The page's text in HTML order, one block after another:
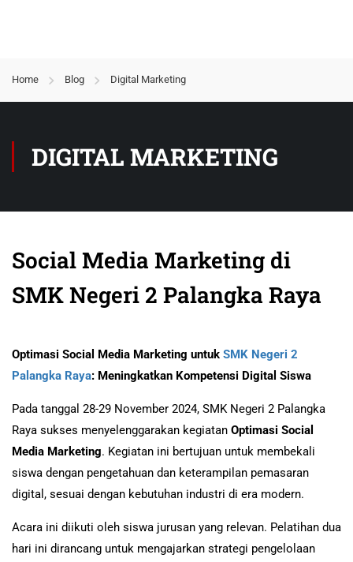
Home Blog Digital Marketing
DIGITAL MARKETING
Social Media Marketing di
SMK Negeri 2 Palangka Raya
Optimasi Social Media Marketing untuk SMK Negeri 2
Palangka Raya: Meningkatkan Kompetensi Digital Siswa
Pada tanggal 28-29 November 2024, SMK Negeri 2 Palangka
Raya sukses menyelenggarakan kegiatan Optimasi Social
Media Marketing. Kegiatan ini bertujuan untuk membekali
siswa dengan pengetahuan dan keterampilan pemasaran
digital, sesuai dengan kebutuhan industri di era modern.
Acara ini diikuti oleh siswa jurusan yang relevan. Pelatihan dua
hari ini dirancang untuk mengajarkan strategi pengelolaan